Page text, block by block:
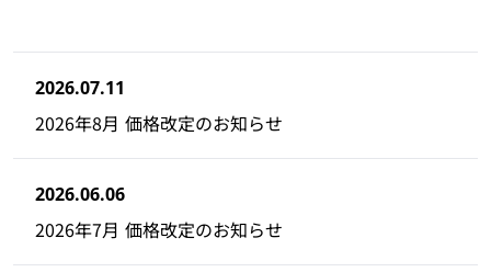
2026.07.11
2026年8月 価格改定のお知らせ
2026.06.06
2026年7月 価格改定のお知らせ